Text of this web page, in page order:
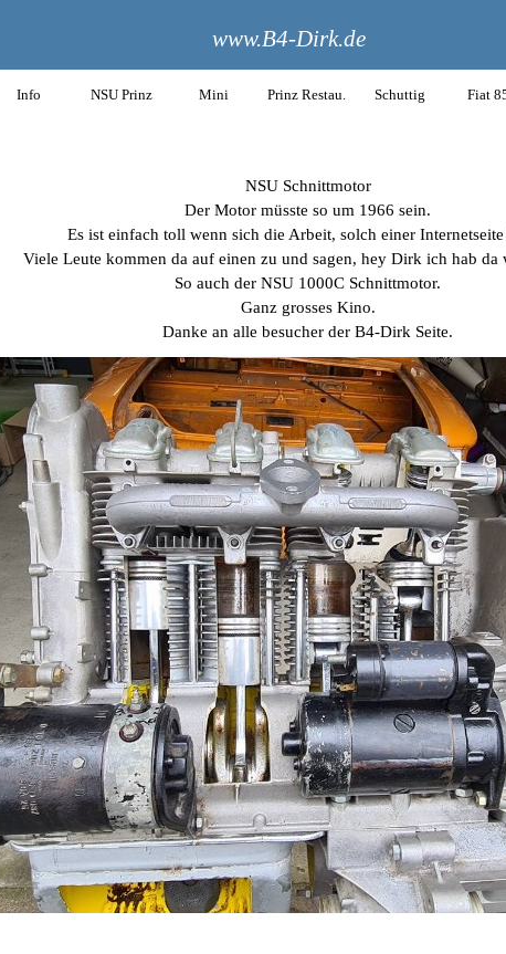
www.B4-Dirk.de
Info NSU Prinz Mini Prinz Restau. Schuttig Fiat
NSU Schnittmotor
Der Motor müsste so um 1966 sein.
Es ist einfach toll wenn sich die Arbeit, solch einer
Viele Leute kommen da auf einen zu und sagen, hey Dirk ich hab da
So auch der NSU 1000C Schnittmotor.
Ganz grosses Kino.
Danke an alle besucher der B4-Dirk Seite.